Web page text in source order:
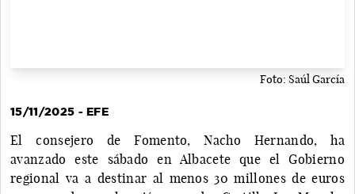
Foto: Saúl García
15/11/2025 - EFE
El consejero de Fomento, Nacho Hernando, ha
avanzado este sábado en Albacete que el Gobierno
regional va a destinar al menos 30 millones de euros